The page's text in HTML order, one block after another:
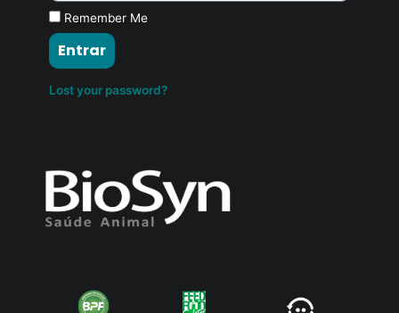
Remember Me
Entrar
Lost your password?